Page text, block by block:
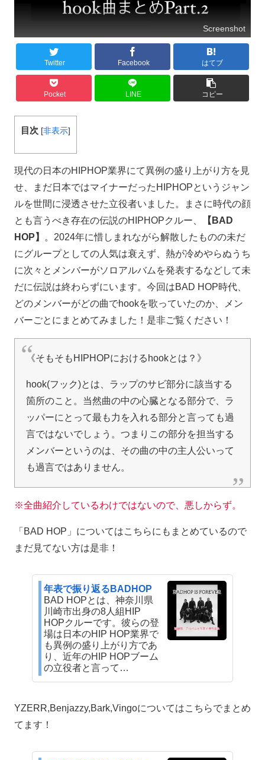
Screenshot
Twitter Facebook はてブ
Pocket LINE コピー
目次 [非表示]
現代の日本のHIPHOP業界にて異例の盛り上がり方を見
せ、まだ日本ではマイナーだったHIPHOPというジャン
ルを世間に浸透させた立役者いました。まさに時代の顔
とも言うべき存在の伝説のHIPHOPクルー、
【BAD
HOP】
。2024年に惜しまれながら解散したものの未だ
にグループとしての人気は衰えず、熱が冷めやらぬうち
に次々とメンバーがソロアルバムを発表するなどして未
だに伝説は終わらずにいます。今回はBAD HOP時代、
どのメンバーがどの曲でhookを歌っていたのか、メン
バーごとにまとめてみました！是非ご覧ください！
《そもそもHIPHOPにおけるhookとは？》
hook(フック)とは、ラップのサビ部分に該当する
箇所のこと。当然曲の中の心臓となる部分で、ラ
ッパーにとって最も力を入れる部分と言っても過
言ではないでしょう。つまりこの部分を担当する
メンバーというのは、その曲の中の主人公いって
も過言ではありません。
※全曲紹介しているわけではないので、悪しからず。
「BAD HOP」についてはこちらにもまとめているので
まだ見てない方は是非！
年表で振り返るBADHOP
BAD HOPとは、神奈川県
川崎市出身の8人組HIP
HOPクルーです。彼らの登
場は日本のHIP HOP業界で
も異例の盛り上がり方であ
り、近年のHIP HOPブーム
の立役者と言って…
YZERR,Benjazzy,Bark,Vingoについてはこちらでまとめ
てます！